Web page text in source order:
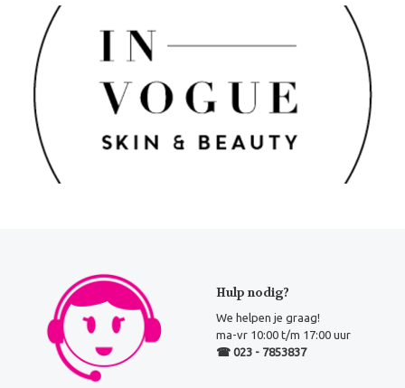
Hulp nodig?
We helpen je graag!
ma-vr 10:00 t/m 17:00 uur
☎ 023 - 7853837